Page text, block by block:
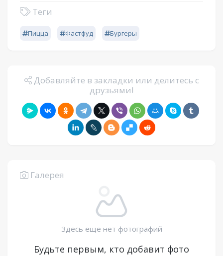
Теги
Пицца Фастфуд Бургеры
Добавляйте в закладки или делитесь с
друзьями!
Галерея
Здесь еще нет фотографий
Будьте первым, кто добавит фото